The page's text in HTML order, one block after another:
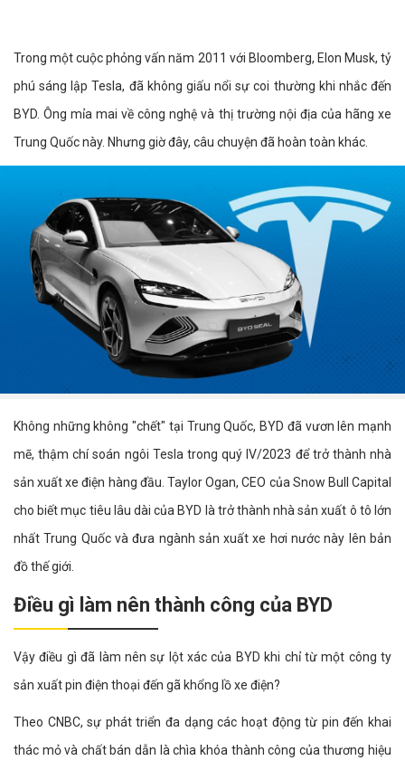
Trong một cuộc phỏng vấn năm 2011 với Bloomberg, Elon Musk, tỷ
phú sáng lập Tesla, đã không giấu nổi sự coi thường khi nhắc đến
BYD. Ông mỉa mai về công nghệ và thị trường nội địa của hãng xe
Trung Quốc này. Nhưng giờ đây, câu chuyện đã hoàn toàn khác.
Không những không "chết" tại Trung Quốc, BYD đã vươn lên mạnh
mẽ, thậm chí soán ngôi Tesla trong quý IV/2023 để trở thành nhà
sản xuất xe điện hàng đầu. Taylor Ogan, CEO của Snow Bull Capital
cho biết mục tiêu lâu dài của BYD là trở thành nhà sản xuất ô tô lớn
nhất Trung Quốc và đưa ngành sản xuất xe hơi nước này lên bản
đồ thế giới.
Điều gì làm nên thành công của BYD
Vậy điều gì đã làm nên sự lột xác của BYD khi chỉ từ một công ty
sản xuất pin điện thoại đến gã khổng lồ xe điện?
Theo CNBC, sự phát triển đa dạng các hoạt động từ pin đến khai
thác mỏ và chất bán dẫn là chìa khóa thành công của thương hiệu